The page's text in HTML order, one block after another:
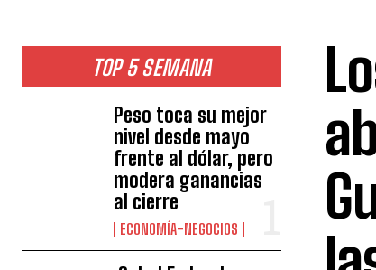
TOP 5 SEMANA
Peso toca su mejor
nivel desde mayo
frente al dólar, pero
modera ganancias
al cierre
ECONOMÍA-NEGOCIOS